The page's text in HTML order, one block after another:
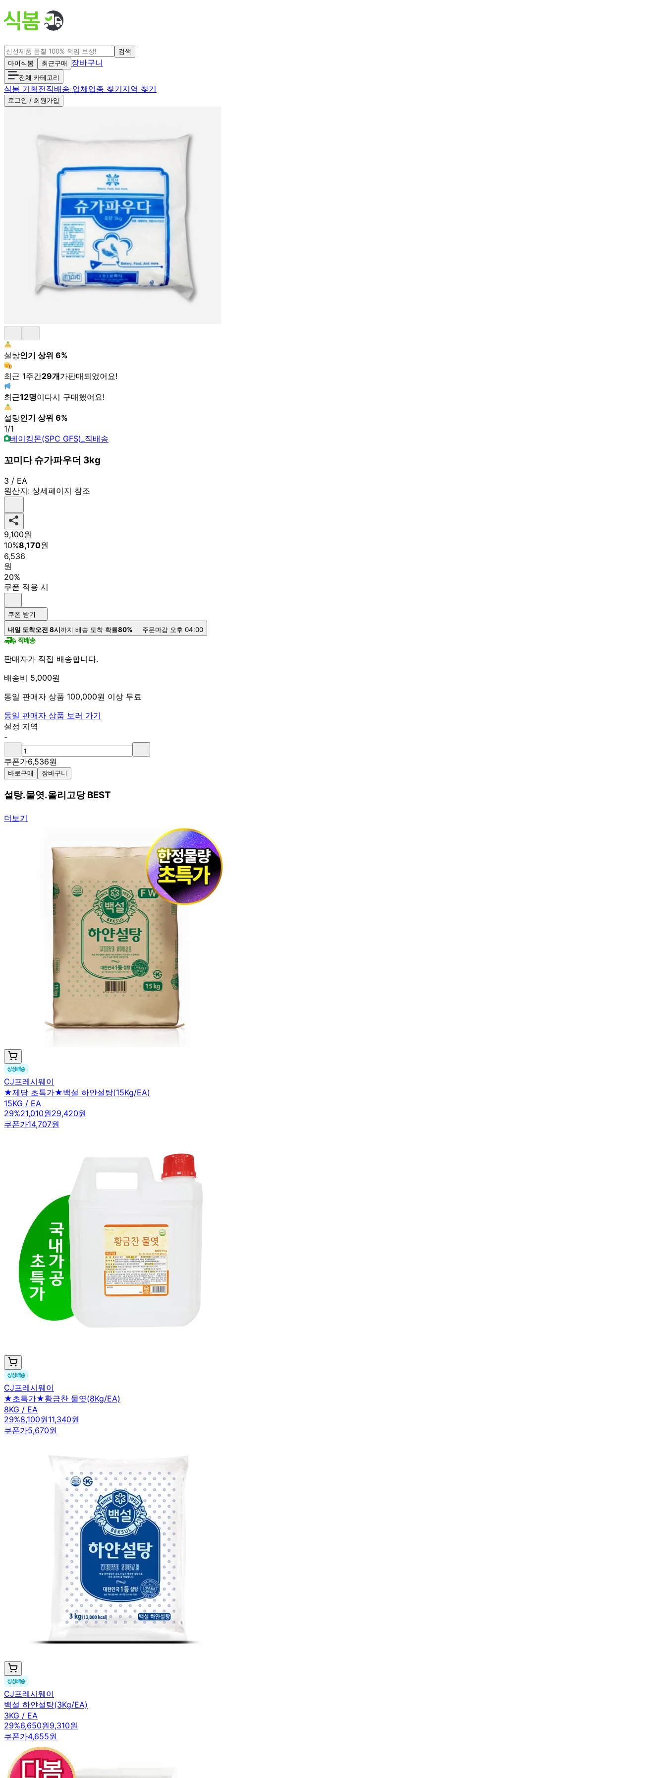
검색
마이식봄
최근구매 장바구니
전체 카테고리
식봄 기획전직배송 업체업종 찾기지역 찾기
로그인 / 회원가입
설탕인기 상위 6%
최근 1주간29개가판매되었어요!
최근12명이다시 구매했어요!
설탕인기 상위 6%
1/1
베이킹몬(SPC GFS)_직배송
꼬미다 슈가파우더 3kg
3 / EA
원산지: 상세페이지 참조
9,100원
10%8,170원
6,536
원
20%
쿠폰 적용 시
쿠폰 받기
내일 도착오전 8시까지 배송 도착 확률80% 주문마감 오후 04:00
판매자가 직접 배송합니다.
배송비 5,000원
동일 판매자 상품 100,000원 이상 무료
동일 판매자 상품 보러 가기
설정 지역
-
쿠폰가6,536원
바로구매 장바구니
설탕.물엿.올리고당 BEST
더보기
CJ프레시웨이
★제당 초특가★백설 하얀설탕(15Kg/EA)
15KG / EA
29%21,010원29,420원
쿠폰가14,707원
CJ프레시웨이
★초특가★황금찬 물엿(8Kg/EA)
8KG / EA
29%8,100원11,340원
쿠폰가5,670원
CJ프레시웨이
백설 하얀설탕(3Kg/EA)
3KG / EA
29%6,650원9,310원
쿠폰가4,655원